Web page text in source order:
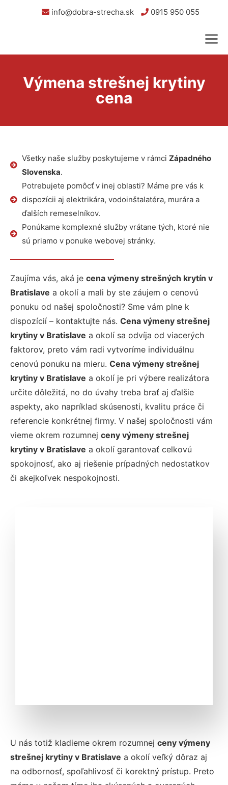
info@dobra-strecha.sk 0915 950 055
Výmena strešnej krytiny
cena
Všetky naše služby poskytujeme v rámci Západného
Slovenska.
Potrebujete pomôcť v inej oblasti? Máme pre vás k
dispozícii aj elektrikára, vodoinštalatéra, murára a
ďalších remeselníkov.
Ponúkame komplexné služby vrátane tých, ktoré nie
sú priamo v ponuke webovej stránky.
Zaujíma vás, aká je cena výmeny strešných krytín v
Bratislave a okolí a mali by ste záujem o cenovú
ponuku od našej spoločnosti? Sme vám plne k
dispozícií – kontaktujte nás. Cena výmeny strešnej
krytiny v Bratislave a okolí sa odvíja od viacerých
faktorov, preto vám radi vytvoríme individuálnu
cenovú ponuku na mieru. Cena výmeny strešnej
krytiny v Bratislave a okolí je pri výbere realizátora
určite dôležitá, no do úvahy treba brať aj ďalšie
aspekty, ako napríklad skúsenosti, kvalitu práce či
referencie konkrétnej firmy. V našej spoločnosti vám
vieme okrem rozumnej ceny výmeny strešnej
krytiny v Bratislave a okolí garantovať celkovú
spokojnosť, ako aj riešenie prípadných nedostatkov
či akejkoľvek nespokojnosti.
U nás totiž kladieme okrem rozumnej ceny výmeny
strešnej krytiny v Bratislave a okolí veľký dôraz aj
na odbornosť, spoľahlivosť či korektný prístup. Preto